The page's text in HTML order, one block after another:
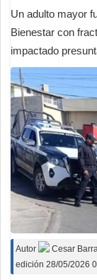
Un adulto mayor
Bienestar con
impactado
Autor Cesar
edición 28/05/2026